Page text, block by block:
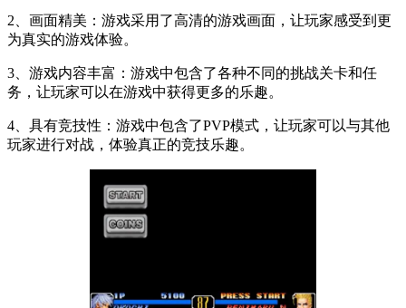
2、画面精美：游戏采用了高清的游戏画面，让玩家感受到更
为真实的游戏体验。
3、游戏内容丰富：游戏中包含了各种不同的挑战关卡和任
务，让玩家可以在游戏中获得更多的乐趣。
4、具有竞技性：游戏中包含了PVP模式，让玩家可以与其他
玩家进行对战，体验真正的竞技乐趣。